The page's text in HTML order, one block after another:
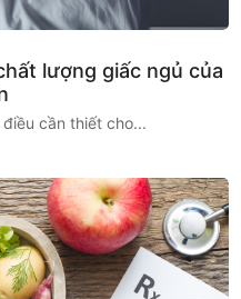
lượng giấc ngủ của
cần thiết cho...